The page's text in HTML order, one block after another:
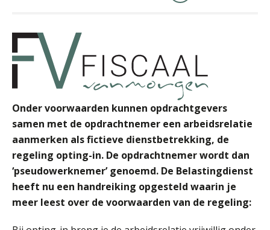
Onder voorwaarden kunnen opdrachtgevers
samen met de opdrachtnemer een arbeidsrelatie
aanmerken als fictieve dienstbetrekking, de
regeling opting-in. De opdrachtnemer wordt dan
‘pseudowerknemer’ genoemd. De Belastingdienst
heeft nu een handreiking opgesteld waarin je
meer leest over de voorwaarden van de regeling:
Arnaud Booij
Tim van Wordragen